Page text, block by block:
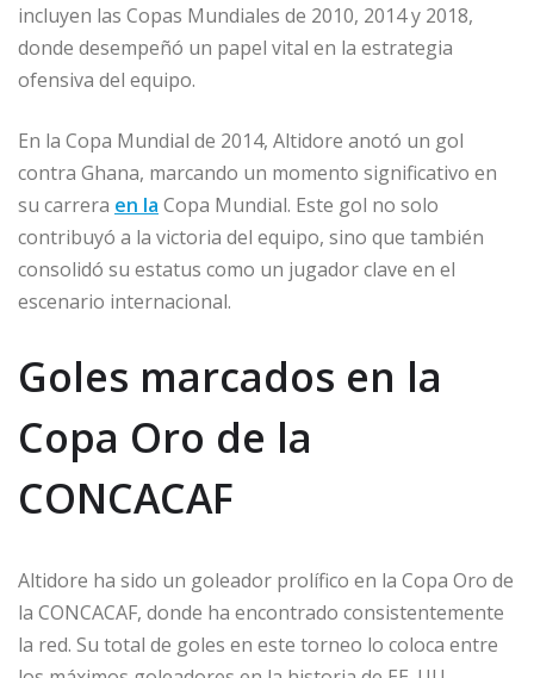
incluyen las Copas Mundiales de 2010, 2014 y 2018,
donde desempeñó un papel vital en la estrategia
ofensiva del equipo.
En la Copa Mundial de 2014, Altidore anotó un gol
contra Ghana, marcando un momento significativo en
su carrera en la Copa Mundial. Este gol no solo
contribuyó a la victoria del equipo, sino que también
consolidó su estatus como un jugador clave en el
escenario internacional.
Goles marcados en la
Copa Oro de la
CONCACAF
Altidore ha sido un goleador prolífico en la Copa Oro de
la CONCACAF, donde ha encontrado consistentemente
la red. Su total de goles en este torneo lo coloca entre